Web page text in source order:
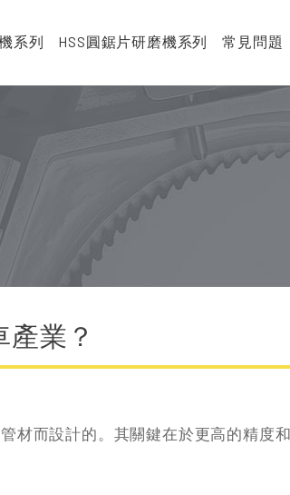
系列 HSS圓鋸片研磨機系列 常見問題
業？
材而設計的。其關鍵在於更高的精度